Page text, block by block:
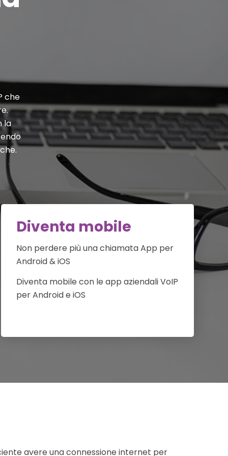
che
la
Diventa mobile
Non perdere più una chiamata App per
Android & iOS
Diventa mobile con le app aziendali VoIP
per Android e iOS
avere una connessione internet per